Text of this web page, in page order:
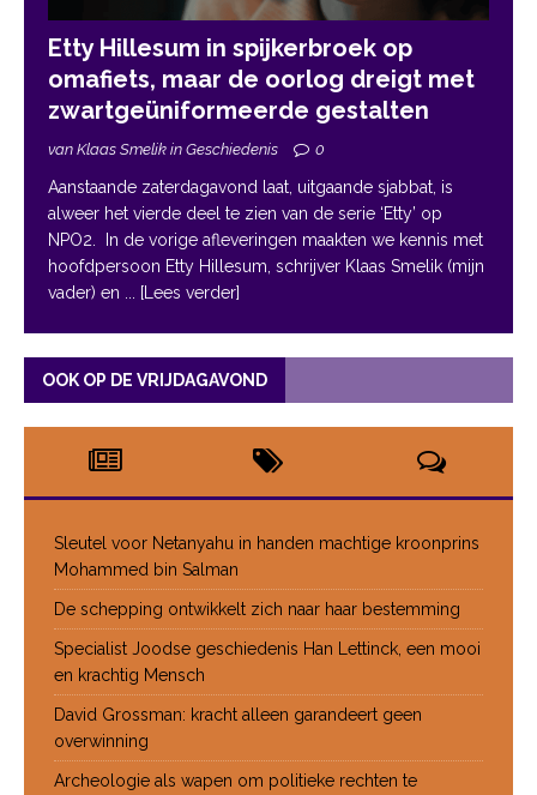
Etty Hillesum in spijkerbroek op
omafiets, maar de oorlog dreigt met
zwartgeüniformeerde gestalten
van Klaas Smelik in Geschiedenis 0
Aanstaande zaterdagavond laat, uitgaande sjabbat, is
alweer het vierde deel te zien van de serie ‘Etty’ op
NPO2. In de vorige afleveringen maakten we kennis met
hoofdpersoon Etty Hillesum, schrijver Klaas Smelik (mijn
vader) en ... [Lees verder]
OOK OP DE VRIJDAGAVOND
Sleutel voor Netanyahu in handen machtige kroonprins
Mohammed bin Salman
De schepping ontwikkelt zich naar haar bestemming
Specialist Joodse geschiedenis Han Lettinck, een mooi
en krachtig Mensch
David Grossman: kracht alleen garandeert geen
overwinning
Archeologie als wapen om politieke rechten te